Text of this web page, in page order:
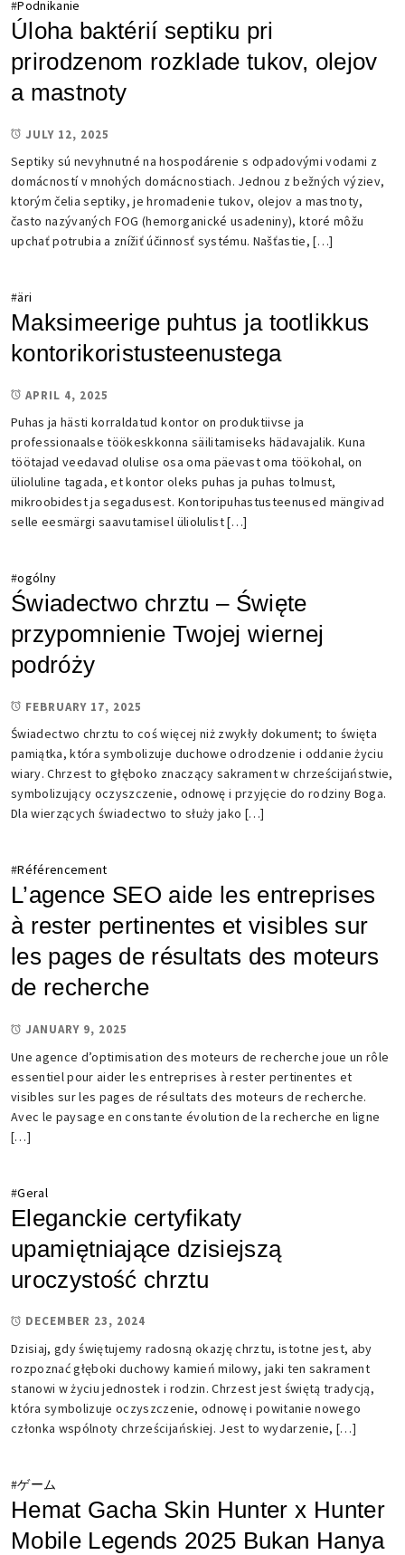
#Podnikanie
Úloha baktérií septiku pri
prirodzenom rozklade tukov, olejov
a mastnoty
JULY 12, 2025
Septiky sú nevyhnutné na hospodárenie s odpadovými vodami z
domácností v mnohých domácnostiach. Jednou z bežných výziev,
ktorým čelia septiky, je hromadenie tukov, olejov a mastnoty,
často nazývaných FOG (hemorganické usadeniny), ktoré môžu
upchať potrubia a znížiť účinnosť systému. Našťastie, […]
#äri
Maksimeerige puhtus ja tootlikkus
kontorikoristusteenustega
APRIL 4, 2025
Puhas ja hästi korraldatud kontor on produktiivse ja
professionaalse töökeskkonna säilitamiseks hädavajalik. Kuna
töötajad veedavad olulise osa oma päevast oma töökohal, on
ülioluline tagada, et kontor oleks puhas ja puhas tolmust,
mikroobidest ja segadusest. Kontoripuhastusteenused mängivad
selle eesmärgi saavutamisel üliolulist […]
#ogólny
Świadectwo chrztu – Święte
przypomnienie Twojej wiernej
podróży
FEBRUARY 17, 2025
Świadectwo chrztu to coś więcej niż zwykły dokument; to święta
pamiątka, która symbolizuje duchowe odrodzenie i oddanie życiu
wiary. Chrzest to głęboko znaczący sakrament w chrześcijaństwie,
symbolizujący oczyszczenie, odnowę i przyjęcie do rodziny Boga.
Dla wierzących świadectwo to służy jako […]
#Référencement
L’agence SEO aide les entreprises
à rester pertinentes et visibles sur
les pages de résultats des moteurs
de recherche
JANUARY 9, 2025
Une agence d’optimisation des moteurs de recherche joue un rôle
essentiel pour aider les entreprises à rester pertinentes et
visibles sur les pages de résultats des moteurs de recherche.
Avec le paysage en constante évolution de la recherche en ligne
[…]
#Geral
Eleganckie certyfikaty
upamiętniające dzisiejszą
uroczystość chrztu
DECEMBER 23, 2024
Dzisiaj, gdy świętujemy radosną okazję chrztu, istotne jest, aby
rozpoznać głęboki duchowy kamień milowy, jaki ten sakrament
stanowi w życiu jednostek i rodzin. Chrzest jest świętą tradycją,
która symbolizuje oczyszczenie, odnowę i powitanie nowego
członka wspólnoty chrześcijańskiej. Jest to wydarzenie, […]
#ゲーム
Hemat Gacha Skin Hunter x Hunter
Mobile Legends 2025 Bukan Hanya